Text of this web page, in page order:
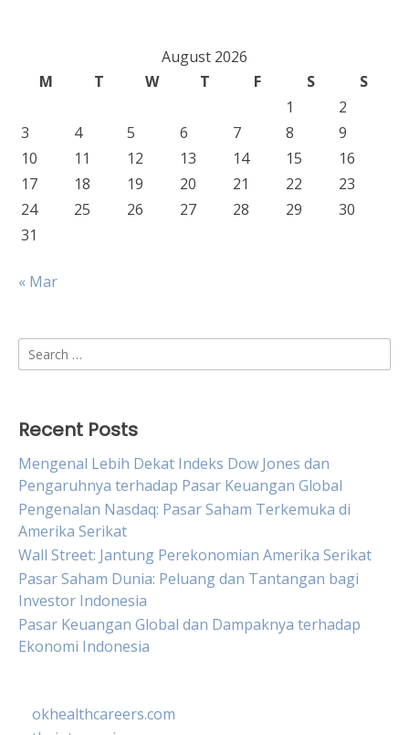
August 2026
M
T W T F S
S
1
2
3
4 5 6 7 8
9
10
11 12 13 14 15
16
17
18 19 20 21 22
23
24
25 26 27 28 29
30
31
« Mar
Search
for:
Recent Posts
Mengenal Lebih Dekat Indeks Dow Jones dan
Pengaruhnya terhadap Pasar Keuangan Global
Pengenalan Nasdaq: Pasar Saham Terkemuka di
Amerika Serikat
Wall Street: Jantung Perekonomian Amerika Serikat
Pasar Saham Dunia: Peluang dan Tantangan bagi
Investor Indonesia
Pasar Keuangan Global dan Dampaknya terhadap
Ekonomi Indonesia
okhealthcareers.com